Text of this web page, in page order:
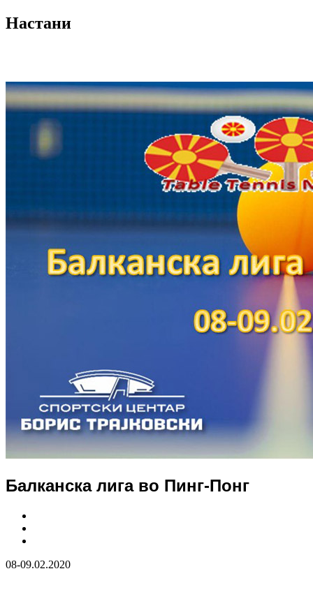
Настани
Балканска лига во Пинг-Понг
08-09.02.2020